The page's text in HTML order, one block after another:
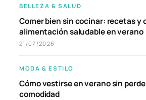
BELLEZA & SALUD
Comer bien sin cocinar: recetas y
alimentación saludable en verano
21/07/2026
MODA & ESTILO
Cómo vestirse en verano sin
comodidad